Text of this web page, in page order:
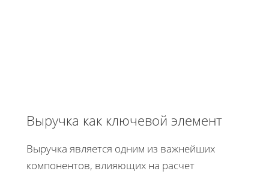
Выручка как ключевой элемент
Выручка является одним из важнейших
компонентов, влияющих на расчет